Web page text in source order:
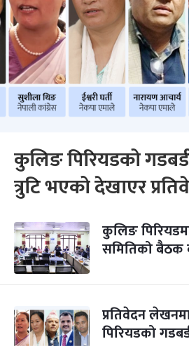
कुलिङ पिरियडको
त्रुटि भएको देखाएर
कुलिङ
समितिको बैठक
प्रतिवेदन
पिरियडको